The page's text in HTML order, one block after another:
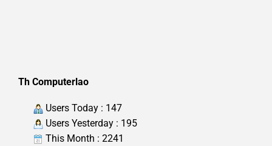
Th Computerlao
Users Today : 147
Users Yesterday : 195
This Month : 2241